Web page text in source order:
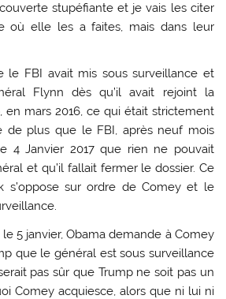
stupéfiante et je vais les citer
où elle les a faites, mais dans leur
le FBI avait mis sous surveillance et
Flynn dès qu’il avait rejoint la
en mars 2016, ce qui était strictement
de plus que le FBI, après neuf mois
4 Janvier 2017 que rien ne pouvait
et qu’il fallait fermer le dossier. Ce
s’oppose sur ordre de Comey et le
5 janvier, Obama demande à Comey
que le général est sous surveillance
pas sûr que Trump ne soit pas un
Comey acquiesce, alors que ni lui ni